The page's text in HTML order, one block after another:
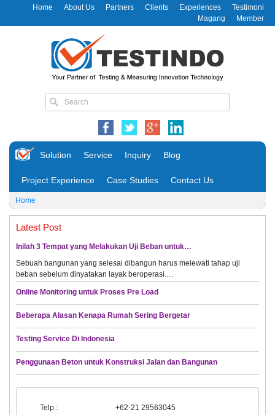
Home About Us Partners Clients Experiences
Testimoni
Magang
Member
Solution Service Inquiry Blog
Project Experience Case Studies Contact Us
Home
Latest Post
Inilah 3 Tempat yang Melakukan Uji Beban untuk…
Sebuah bangunan yang selesai dibangun harus melewati tahap uji
beban sebelum dinyatakan layak beroperasi.…
Online Monitoring untuk Proses Pre Load
Beberapa Alasan Kenapa Rumah Sering Bergetar
Testing Service Di Indonesia
Penggunaan Beton untuk Konstruksi Jalan dan Bangunan
Telp :
+62-21 29563045